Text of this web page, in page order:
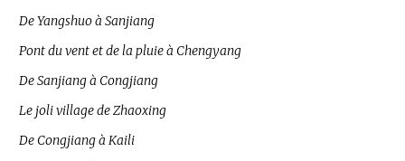
De Yangshuo à Sanjiang
Pont du vent et de la pluie à Chengyang
De Sanjiang à Congjiang
Le joli village de Zhaoxing
De Congjiang à Kaili